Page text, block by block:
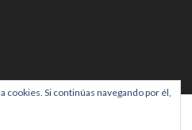
cookies. Si continúas navegando por él,